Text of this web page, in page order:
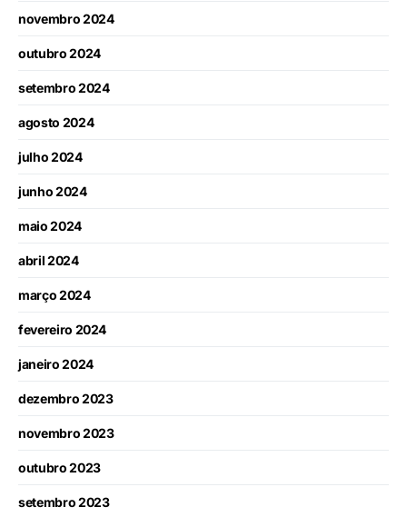
novembro 2024
outubro 2024
setembro 2024
agosto 2024
julho 2024
junho 2024
maio 2024
abril 2024
março 2024
fevereiro 2024
janeiro 2024
dezembro 2023
novembro 2023
outubro 2023
setembro 2023